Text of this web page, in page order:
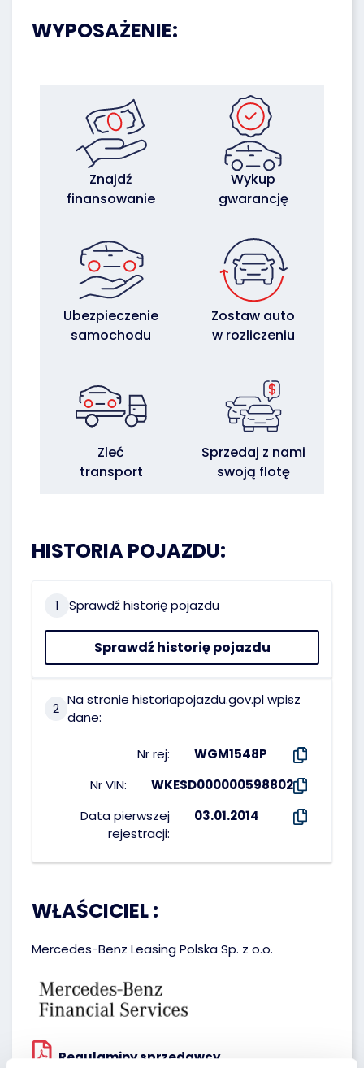
WYPOSAŻENIE:
Znajdź
finansowanie
Wykup
gwarancję
Ubezpieczenie
samochodu
Zostaw auto
w rozliczeniu
Zleć
transport
Sprzedaj z nami
swoją flotę
HISTORIA POJAZDU:
1 Sprawdź historię pojazdu
Sprawdź historię pojazdu
2
Na stronie historiapojazdu.gov.pl wpisz
dane:
Nr rej:
WGM1548P
Nr VIN:
WKESD000000598802
Data pierwszej
rejestracji:
03.01.2014
WŁAŚCICIEL :
Mercedes-Benz Leasing Polska Sp. z o.o.
Regulaminy sprzedawcy